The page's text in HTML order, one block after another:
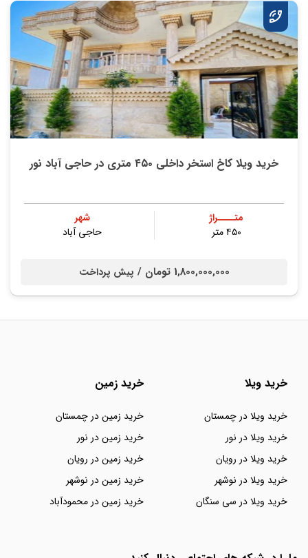
خرید ویلا کاخ استخر داخلی ۴۵۰ متری در حاجی آباد نور
متــــراژ
۴۵۰ متر
شهر
حاجی آباد
1,800,000,000 تومان / پیش پرداخت
خرید ویلا
خرید ویلا در چمستان
خرید ویلا در نور
خرید ویلا در رویان
خرید ویلا در نوشهر
خرید ویلا در سی سنگان
خرید زمین
خرید زمین در چمستان
خرید زمین در نور
خرید زمین در رویان
خرید زمین در نوشهر
خرید زمین در محمودآباد